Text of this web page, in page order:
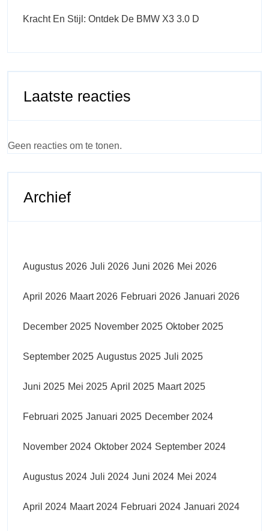
Kracht En Stijl: Ontdek De BMW X3 3.0 D
Laatste reacties
Geen reacties om te tonen.
Archief
Augustus 2026 Juli 2026 Juni 2026 Mei 2026
April 2026 Maart 2026 Februari 2026 Januari 2026
December 2025 November 2025 Oktober 2025
September 2025 Augustus 2025 Juli 2025
Juni 2025 Mei 2025 April 2025 Maart 2025
Februari 2025 Januari 2025 December 2024
November 2024 Oktober 2024 September 2024
Augustus 2024 Juli 2024 Juni 2024 Mei 2024
April 2024 Maart 2024 Februari 2024 Januari 2024